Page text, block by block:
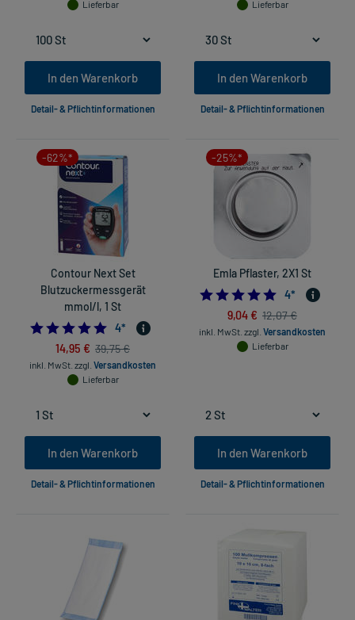
Lieferbar
In den Warenkorb
Detail- & Pflichtinformationen
Lieferbar
In den Warenkorb
Detail- & Pflichtinformationen
-62%*
Contour Next Set
Blutzuckermessgerät
mmol/l, 1 St
4.75
4*
14,95 € 39,75 €
inkl. MwSt. zzgl. Versandkosten
Lieferbar
In den Warenkorb
Detail- & Pflichtinformationen
-25%*
Emla Pflaster, 2X1 St
4.75
4*
9,04 € 12,07 €
inkl. MwSt. zzgl. Versandkosten
Lieferbar
In den Warenkorb
Detail- & Pflichtinformationen